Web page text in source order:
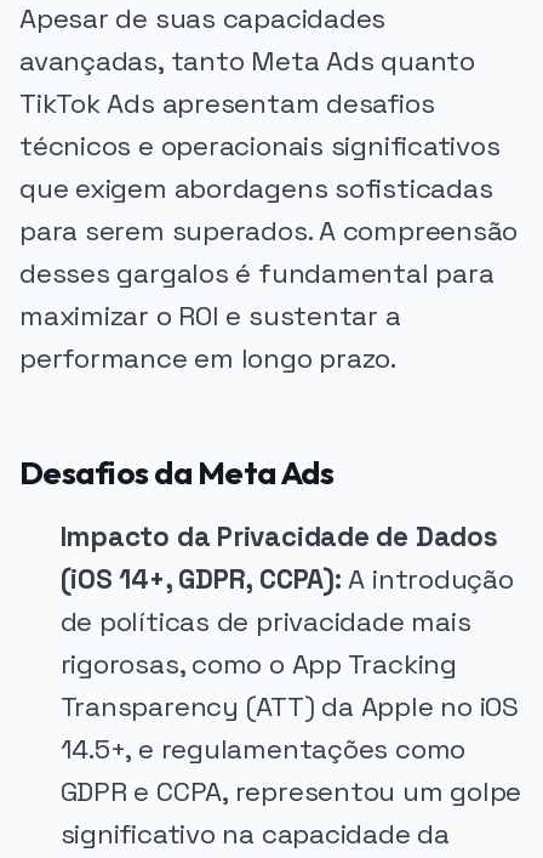
Apesar de suas capacidades
avançadas, tanto Meta Ads quanto
TikTok Ads apresentam desafios
técnicos e operacionais significativos
que exigem abordagens sofisticadas
para serem superados. A compreensão
desses gargalos é fundamental para
maximizar o ROI e sustentar a
performance em longo prazo.
Desafios da Meta Ads
Impacto da Privacidade de Dados
(iOS 14+, GDPR, CCPA): A introdução
de políticas de privacidade mais
rigorosas, como o App Tracking
Transparency (ATT) da Apple no iOS
14.5+, e regulamentações como
GDPR e CCPA, representou um golpe
significativo na capacidade da